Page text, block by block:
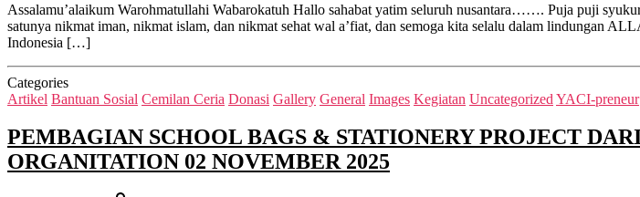
Assalamu’alaikum Warohmatullahi Wabarokatuh Hallo sahabat yatim seluruh nusantara……. Puja puji
satunya nikmat iman, nikmat islam, dan nikmat sehat wal a’fiat, dan semoga kita selalu dalam lindungan
Indonesia […]
Categories
Artikel Bantuan Sosial Cemilan Ceria Donasi Gallery General Images Kegiatan Uncategorized YACI-preneur
PEMBAGIAN SCHOOL BAGS & STATIONERY PROJECT
ORGANITATION 02 NOVEMBER 2025